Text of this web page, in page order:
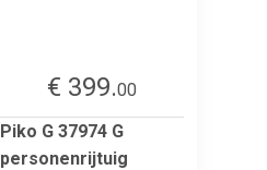
€ 399.00
Piko G 37974 G
personenrijtuig